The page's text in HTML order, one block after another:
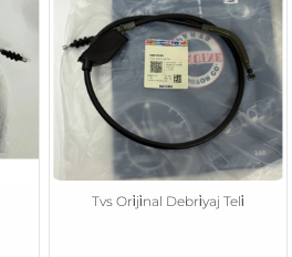
Tvs Ori̇ji̇nal Debri̇yaj Teli̇